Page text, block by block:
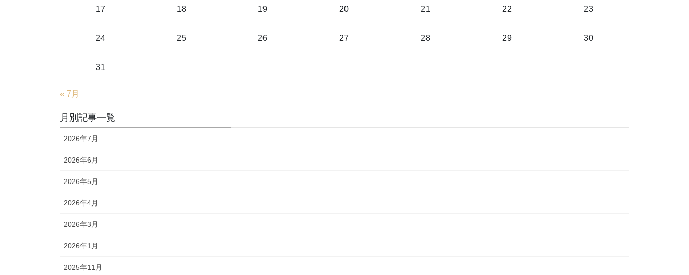
17 18 19 20 21 22 23
24 25 26 27 28 29 30
31
« 7月
月別記事一覧
2026年7月
2026年6月
2026年5月
2026年4月
2026年3月
2026年1月
2025年11月